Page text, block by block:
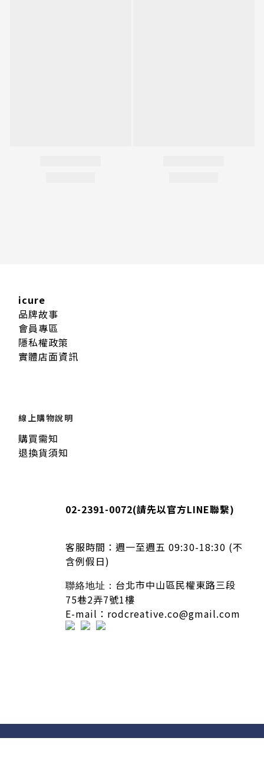
icure
品牌故事
會員專區
隱私權政策
實體店面資訊
線上購物說明
購買需知
退換貨須知
02-2391-0072(請先以官方LINE聯繫)
客服時間： 週一至週五 09:30-18:30 (不
含例假日)
聯絡地址： 台北市中山區民權東路三段
75巷2弄7號1樓
E-mail：rodcreative.co@gmail.com